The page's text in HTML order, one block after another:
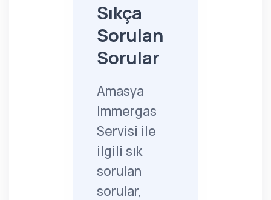
Sıkça
Sorulan
Sorular
Amasya
Immergas
Servisi ile
ilgili sık
sorulan
sorular,